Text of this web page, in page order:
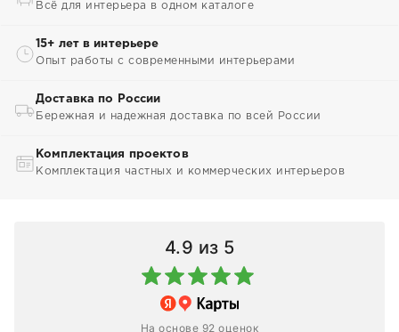
Всё для интерьера в одном каталоге
15+ лет в интерьере
Опыт работы с современными интерьерами
Доставка по России
Бережная и надежная доставка по всей России
Комплектация проектов
Комплектация частных и коммерческих интерьеров
4.9 из 5
На основе 92 оценок